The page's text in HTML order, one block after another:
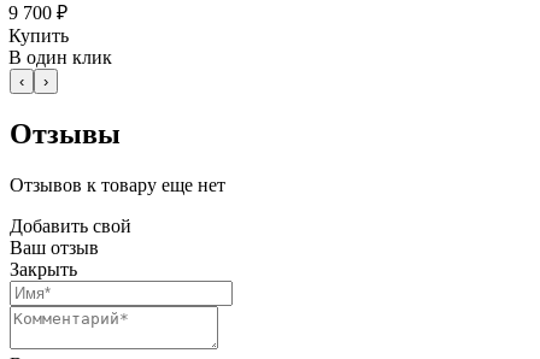
9 700 ₽
Купить
В один клик
‹ ›
Отзывы
Отзывов к товару еще нет
Добавить свой
Ваш отзыв
Закрыть